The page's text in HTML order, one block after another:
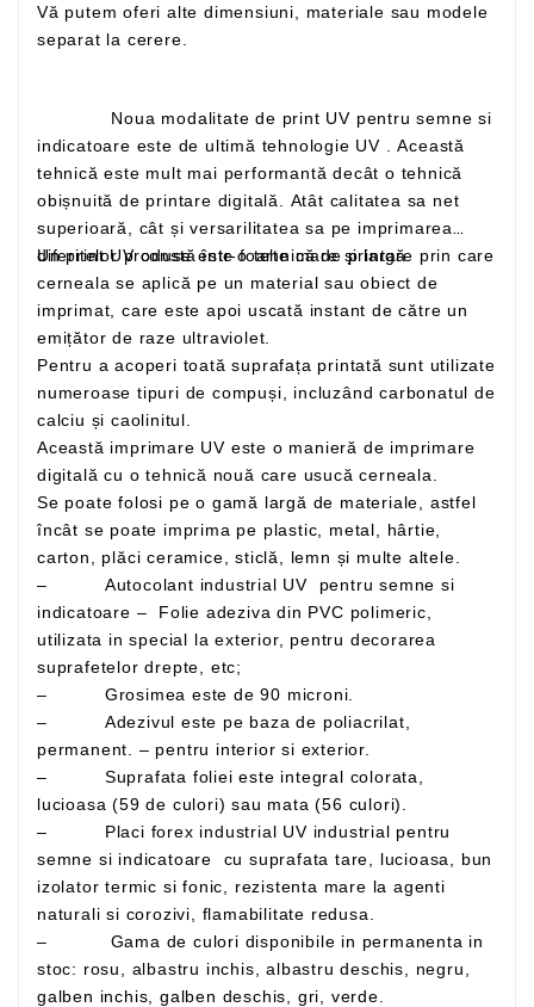
Vă putem oferi alte dimensiuni, materiale sau modele
separat la cerere.
indicatoare este de ultimă tehnologie UV . Această
tehnică este mult mai performantă decât o tehnică
obișnuită de printare digitală. Atât calitatea sa net
superioară, cât și versarilitatea sa pe imprimarea
diferitelor produse este foarte mare și largă
Un print UV constă într-o tehnică de printare prin care
cerneala se aplică pe un material sau obiect de
imprimat, care este apoi uscată instant de către un
emițător de raze ultraviolet.
Pentru a acoperi toată suprafața printată sunt utilizate
numeroase tipuri de compuși, incluzând carbonatul de
calciu și caolinitul.
Această imprimare UV este o manieră de imprimare
digitală cu o tehnică nouă care usucă cerneala.
Se poate folosi pe o gamă largă de materiale, astfel
încât se poate imprima pe plastic, metal, hârtie,
carton, plăci ceramice, sticlă, lemn și multe altele.
– Autocolant industrial UV pentru semne si
indicatoare – Folie adeziva din PVC polimeric,
utilizata in special la exterior, pentru decorarea
suprafetelor drepte, etc;
– Grosimea este de 90 microni.
– Adezivul este pe baza de poliacrilat,
permanent. – pentru interior si exterior.
– Suprafata foliei este integral colorata,
lucioasa (59 de culori) sau mata (56 culori).
– Placi forex industrial UV industrial pentru
semne si indicatoare cu suprafata tare, lucioasa, bun
izolator termic si fonic, rezistenta mare la agenti
naturali si corozivi, flamabilitate redusa.
– Gama de culori disponibile in permanenta in
stoc: rosu, albastru inchis, albastru deschis, negru,
galben inchis, galben deschis, gri, verde.